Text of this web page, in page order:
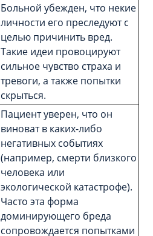
Больной убежден, что некие
личности его преследуют с
целью причинить вред.
Такие идеи провоцируют
сильное чувство страха и
тревоги, а также попытки
скрыться.
Пациент уверен, что он
виноват в каких-либо
негативных событиях
(например, смерти близкого
человека или
экологической катастрофе).
Часто эта форма
доминирующего бреда
сопровождается попытками